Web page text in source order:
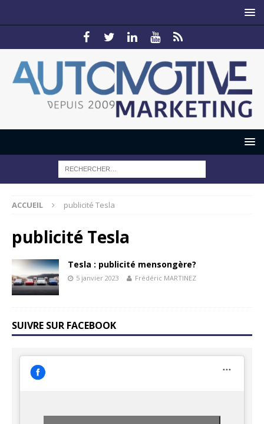
ACCUEIL publicité Tesla
publicité Tesla
Tesla : publicité mensongère?
5 janvier 2023 Frédéric MARTINEZ
SUIVRE SUR FACEBOOK